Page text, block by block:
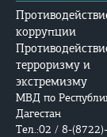
коррупции
терроризму и
экстремизму
МВД по
Дагестан
Тел.:02 / 8-